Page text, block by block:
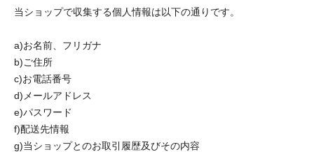
当ショップで収集する個人情報は以下の通りです。
a)お名前、フリガナ
b)ご住所
c)お電話番号
d)メールアドレス
e)パスワード
f)配送先情報
g)当ショップとのお取引履歴及びその内容